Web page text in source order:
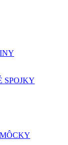
SPOJKY